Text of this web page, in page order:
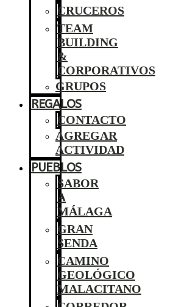
CRUCEROS
TEAM
BUILDING
&
CORPORATIVOS
GRUPOS
REGALOS
CONTACTO
AGREGAR
ACTIVIDAD
PUEBLOS
SABOR
A
MÁLAGA
GRAN
SENDA
CAMINO
GEOLÓGICO
MALACITANO